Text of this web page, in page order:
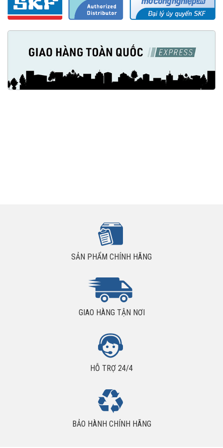
ẩm mốc... dễ gây hư hại cho mỡ.
Nơi bán mỡ SKF LGLT 2/1 uy tín giá rẻ?
Liên hệ với chúng tôi để có giá bán tốt nhất sản phẩm mỡ bò SKF
SẢN PHẨM CHÍNH HÃNG
GIAO HÀNG TẬN NƠI
HỖ TRỢ 24/4
BẢO HÀNH CHÍNH HÃNG